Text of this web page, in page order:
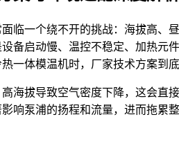
临一个绕不开的挑战：海拔高、
备启动慢、温控不稳定、加热
一体模温机时，厂家技术方案到底
海拔导致空气密度下降，这会
响泵浦的扬程和流量，进而拖